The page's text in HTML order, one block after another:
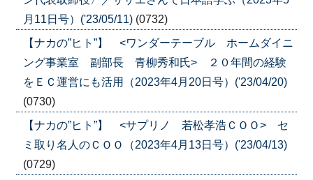
月11日号）('23/05/11) (0732)
【ナカの”ヒト”】 <ワンダーテーブル ホームダイニ
ング事業室 副部長 青柳秀和氏> ２０年間の経験
をＥＣ運営にも活用（2023年4月20日号）('23/04/20)
(0730)
【ナカの”ヒト”】 <サプリノ 若松孝浩ＣＯＯ> セ
ミ取り名人のＣＯＯ（2023年4月13日号）('23/04/13)
(0729)